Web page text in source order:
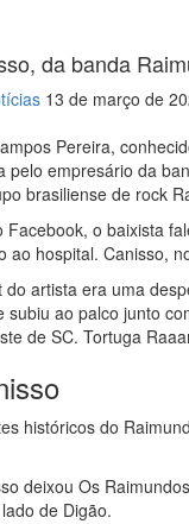
da banda
13 de março de
Pereira,
pelo empresário da
brasiliense de rock
o baixista
ao hospital. Canisso,
artista era uma
ao palco junto
de SC. Tortuga
históricos do
deixou Os
de Digão.